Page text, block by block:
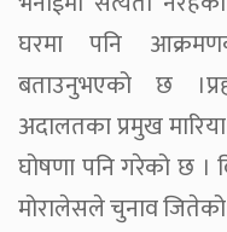
घरमा पनि
बताउनुभएको छ
अदालतका प्रमुख
घोषणा पनि गरेको छ ।
मोरालेसले चुनाव